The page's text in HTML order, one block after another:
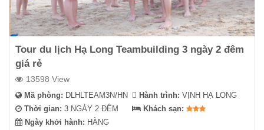
Tour du lịch Hạ Long Teambuilding 3 ngày 2 đêm
giá rẻ
13598 View
Mã phòng: DLHLTEAM3N/HN
Thời gian: 3 NGÀY 2 ĐÊM
Ngày khởi hành: HÀNG
Hành trình: VỊNH HẠ LONG
Khách sạn: